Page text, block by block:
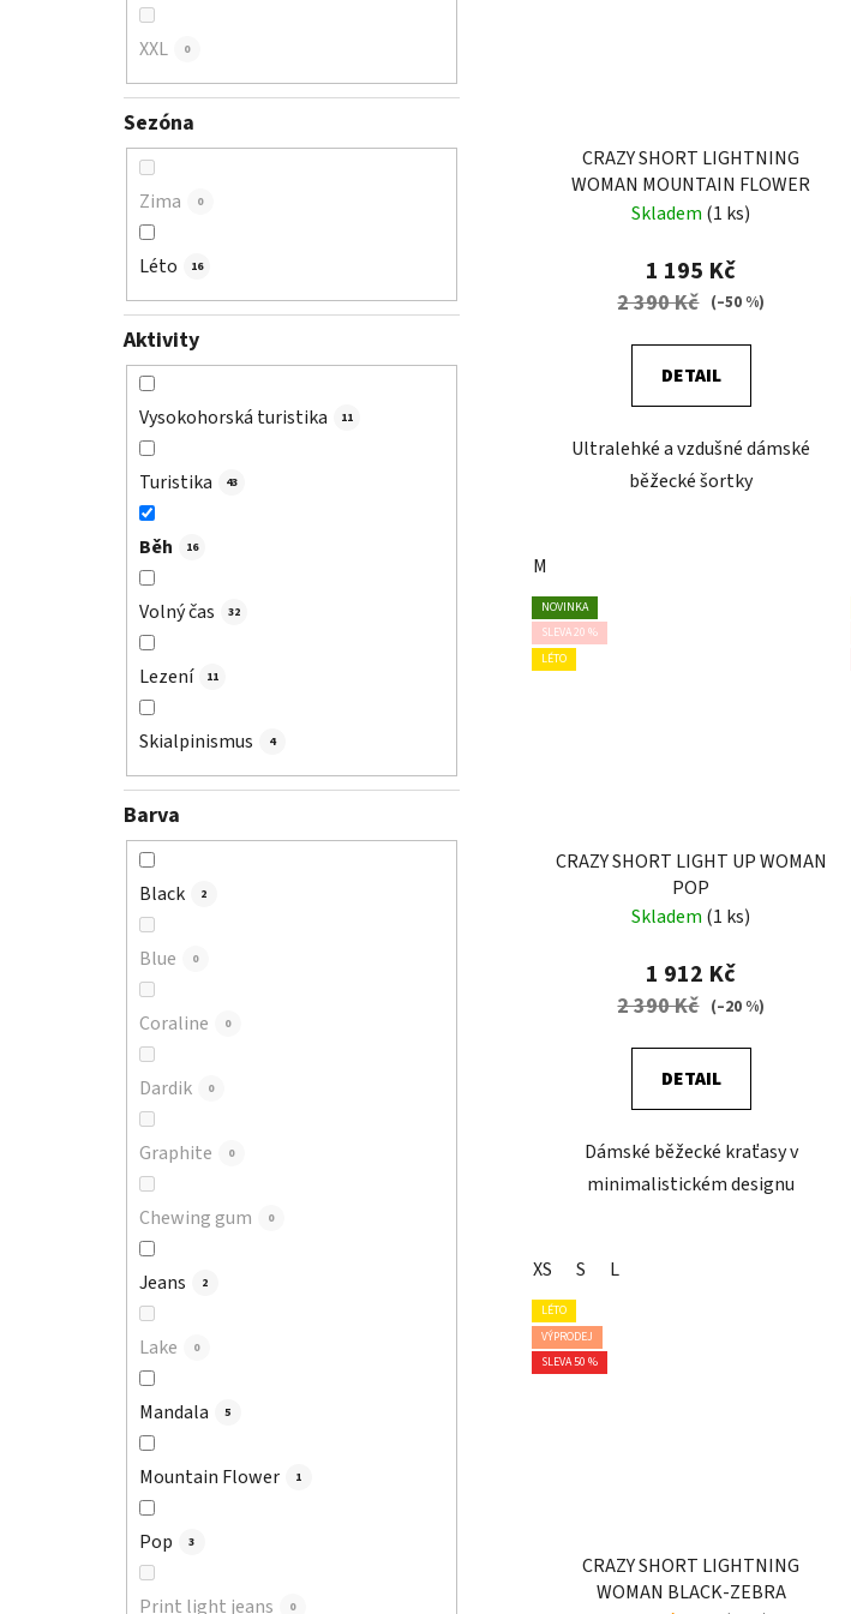
XXL 0
Sezóna
Zima 0
Léto 16
Aktivity
Vysokohorská turistika 11
Turistika 43
Běh 16
Volný čas 32
Lezení 11
Skialpinismus 4
Barva
Black 2
Blue 0
Coraline 0
Dardik 0
Graphite 0
Chewing gum 0
Jeans 2
Lake 0
Mandala 5
Mountain Flower 1
Pop 3
Print light jeans 0
CRAZY SHORT LIGHTNING
WOMAN MOUNTAIN FLOWER
Skladem (1 ks)
1 195 Kč
2 390 Kč (–50 %)
DETAIL
Ultralehké a vzdušné dámské
běžecké šortky
M
NOVINKA
SLEVA 20 %
LÉTO
CRAZY SHORT LIGHT UP WOMAN
POP
Skladem (1 ks)
1 912 Kč
2 390 Kč (–20 %)
DETAIL
Dámské běžecké kraťasy v
minimalistickém designu
XS S L
LÉTO
VÝPRODEJ
SLEVA 50 %
CRAZY SHORT LIGHTNING
WOMAN BLACK-ZEBRA